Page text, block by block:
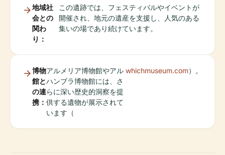
地域社
会との
関わ
り：
この遺跡では、フェスティバルやイベントが
開催され、地元の遺産を支援し、人気のある
集いの場であり続けています。
博物
館と
の連
携：
アルメリア博物館やアル
ハンブラ博物館には、さ
らに深い歴史的洞察を提
供する遺物が展示されて
います（
whichmuseum.com）。